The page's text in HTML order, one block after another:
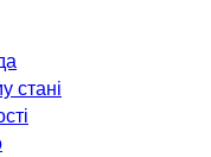
стані